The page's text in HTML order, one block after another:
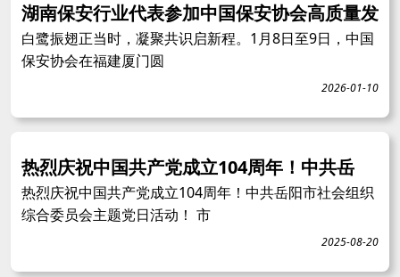
湖南保安行业代表参加中国保安协会高质量发
白鹭振翅正当时，凝聚共识启新程。1月8日至9日，中国
保安协会在福建厦门圆
2026-01-10
热烈庆祝中国共产党成立104周年！中共岳
热烈庆祝中国共产党成立104周年！中共岳阳市社会组织
综合委员会主题党日活动！ 市
2025-08-20